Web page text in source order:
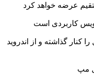
عرضه خواهد کرد
کاربردی است
کنار گذاشته و از اندروید
مپ